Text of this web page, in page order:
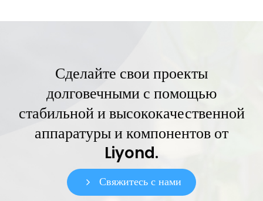
Сделайте свои проекты
долговечными с помощью
стабильной и высококачественной
аппаратуры и компонентов от
Liyond.
Свяжитесь с нами